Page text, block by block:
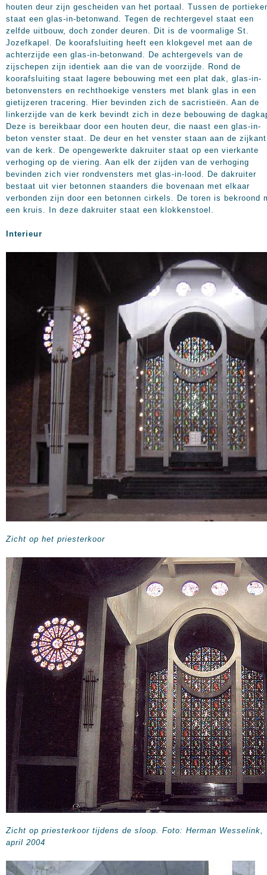
houten deur zijn gescheiden van het portaal. Tussen de
staat een glas-in-betonwand. Tegen de rechtergevel staat een
zelfde uitbouw, doch zonder deuren. Dit is de voormalige St.
Jozefkapel. De koorafsluiting heeft een klokgevel met aan de
achterzijde een glas-in-betonwand. De achtergevels van de
zijschepen zijn identiek aan die van de voorzijde. Rond de
koorafsluiting staat lagere bebouwing met een plat dak, glas-in-
betonvensters en rechthoekige vensters met blank glas in een
gietijzeren tracering. Hier bevinden zich de sacristieën. Aan de
linkerzijde van de kerk bevindt zich in deze bebouwing de
Deze is bereikbaar door een houten deur, die naast een glas-in-
beton venster staat. De deur en het venster staan aan de zijkant
van de kerk. De opengewerkte dakruiter staat op een vierkante
verhoging op de viering. Aan elk der zijden van de verhoging
bevinden zich vier rondvensters met glas-in-lood. De dakruiter
bestaat uit vier betonnen staanders die bovenaan met elkaar
verbonden zijn door een betonnen cirkels. De toren is bekroond
een kruis. In deze dakruiter staat een klokkenstoel.
Interieur
Zicht op het priesterkoor
Zicht op priesterkoor tijdens de sloop. Foto: Herman Wesselink,
april 2004